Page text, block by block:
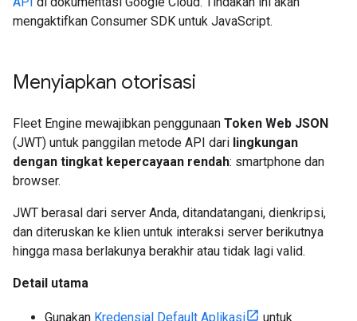
mengaktifkan Consumer SDK untuk JavaScript.
Menyiapkan otorisasi
Fleet Engine mewajibkan penggunaan Token Web JSON
(JWT) untuk panggilan metode API dari lingkungan
dengan tingkat kepercayaan rendah: smartphone dan
browser.
JWT berasal dari server Anda, ditandatangani, dienkripsi,
dan diteruskan ke klien untuk interaksi server berikutnya
hingga masa berlakunya berakhir atau tidak lagi valid.
Detail utama
Gunakan Kredensial Default Aplikasi
untuk